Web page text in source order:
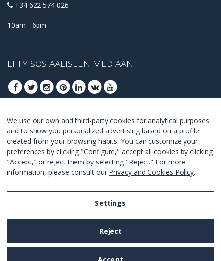
+34 622 574 026
10am - 6pm
LIITY SOSIAALISEEN MEDIAAN
LIITY SAADAKSESI PARHAAT TARJOUKSET
LIITY
I Agree with the terms and conditions
We use our own and third-party cookies for analytical purposes
and to show you personalized advertising based on a profile
created from your browsing habits. You can customize your
preferences by clicking "Configure," accept all cookies by clicking
"Accept," or reject them by selecting "Reject." For more
information, please consult our Privacy and Cookies Policy.
Settings
Reject
Legal Notice
Privacy and Cookies Policy
Terms and Conditions of Use